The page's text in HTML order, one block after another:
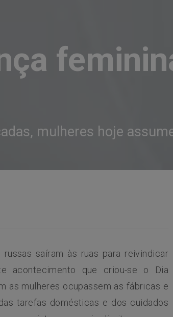
mulheres hoje
saíram às ruas para reivindicar
acontecimento que criou-se o Dia
as mulheres ocupassem as fábricas e
tarefas domésticas e dos cuidados